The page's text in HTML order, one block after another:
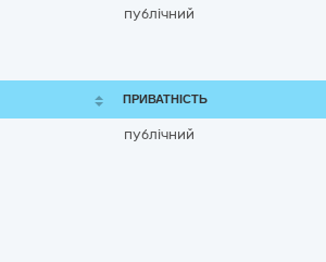
публічний
ПРИВАТНІСТЬ
публічний